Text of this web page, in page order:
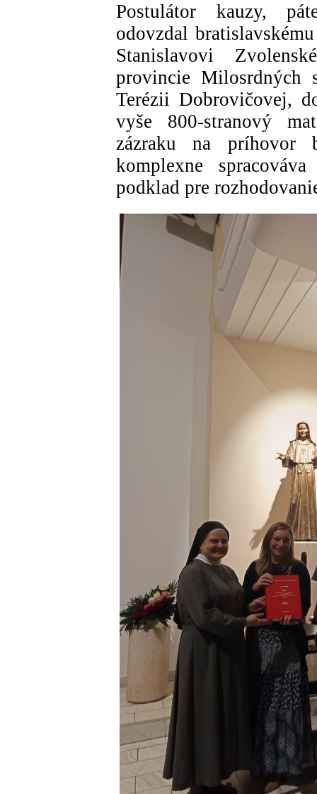
Postulátor kauzy,
odovzdal
Stanislavovi
provincie Milosrdných
Terézii Dobrovičovej,
vyše 800-stranový
zázraku na príhovor
komplexne
podklad pre